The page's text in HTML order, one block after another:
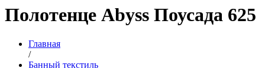
Полотенце Abyss Поусада 625
Главная
/
Банный текстиль